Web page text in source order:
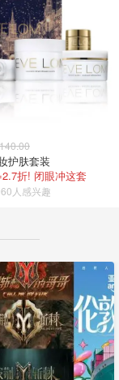
护肤套装
折! 闭眼冲这套
人感兴趣